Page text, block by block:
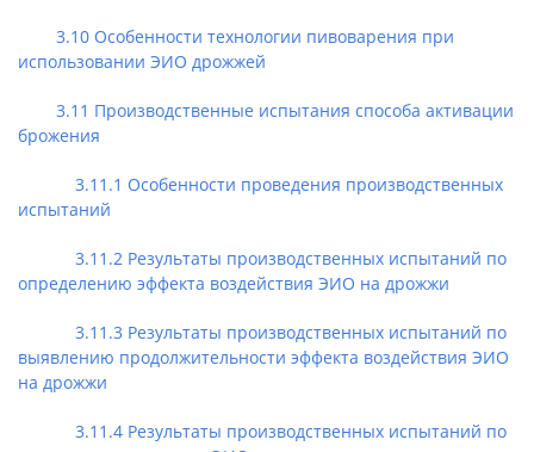
3.10 Особенности технологии пивоварения при
использовании ЭИО дрожжей
3.11 Производственные испытания способа активации
брожения
3.11.1 Особенности проведения производственных
испытаний
3.11.2 Результаты производственных испытаний по
определению эффекта воздействия ЭИО на дрожжи
3.11.3 Результаты производственных испытаний по
выявлению продолжительности эффекта воздействия ЭИО
на дрожжи
3.11.4 Результаты производственных испытаний по